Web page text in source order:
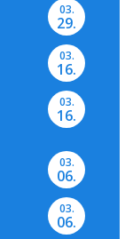
03.
29.
03.
16.
03.
16.
03.
06.
03.
06.